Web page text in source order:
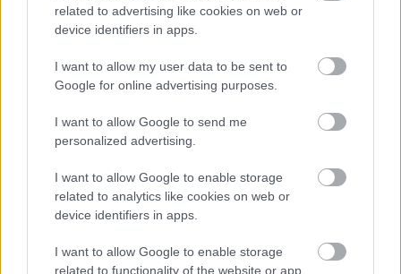
related to advertising like cookies on web or
device identifiers in apps.
I want to allow my user data to be sent to
Google for online advertising purposes.
I want to allow Google to send me
personalized advertising.
I want to allow Google to enable storage
related to analytics like cookies on web or
device identifiers in apps.
I want to allow Google to enable storage
related to functionality of the website or app.
7. Mese a kemény dióról "Pirlipát édesanyja a király
felesége volt. Tehát királyné. Pirlipát meg abban a
pillanatban, ahogy megszületett, született hercegnő.
A király örült, amikor megpillantotta bölcsőjében
E. T. A. Hoffmann: Diótörő és
Egérkirály III.
•2011. december 24.
5. Az ütközet - Verd a díszindulót, hűséges